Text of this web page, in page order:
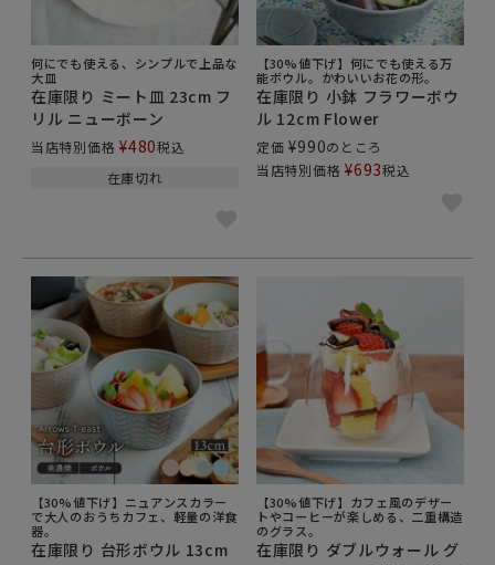
何にでも使える、シンプルで上品な
大皿
在庫限り ミート皿 23cm フ
リル ニューボーン
当店特別価格 ¥480税込
在庫切れ
【30%値下げ】何にでも使える万
能ボウル。かわいいお花の形。
在庫限り 小鉢 フラワーボウ
ル 12cm Flower
定価 ¥990のところ
当店特別価格 ¥693税込
【30%値下げ】ニュアンスカラー
で大人のおうちカフェ、軽量の洋食
器。
在庫限り 台形ボウル 13cm
【30%値下げ】カフェ風のデザー
トやコーヒーが楽しめる、二重構造
のグラス。
在庫限り ダブルウォール グ